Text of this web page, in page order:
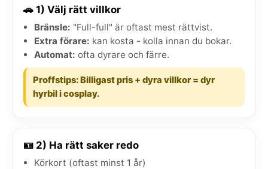
🚗 1) Välj rätt villkor
Bränsle: "Full-full" är oftast mest rättvist.
Extra förare: kan kosta - kolla innan du bokar.
Automat: ofta dyrare och färre.
Proffstips: Billigast pris + dyra villkor = dyr
hyrbil i cosplay.
🪪 2) Ha rätt saker redo
Körkort (oftast minst 1 år)